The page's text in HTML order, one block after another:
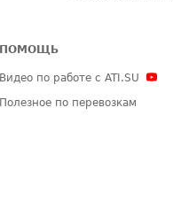
ПОМОЩЬ
Видео по работе с ATI.SU
Полезное по перевозкам